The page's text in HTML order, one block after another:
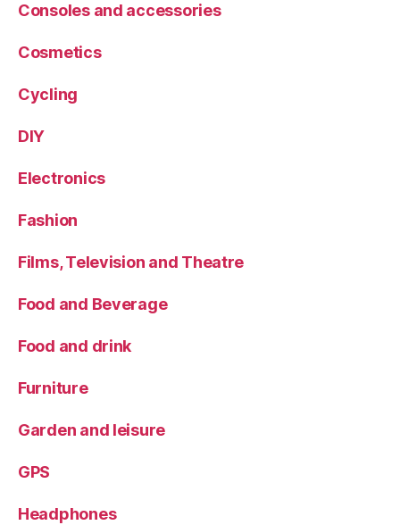
Consoles and accessories
Cosmetics
Cycling
DIY
Electronics
Fashion
Films, Television and Theatre
Food and Beverage
Food and drink
Furniture
Garden and leisure
GPS
Headphones